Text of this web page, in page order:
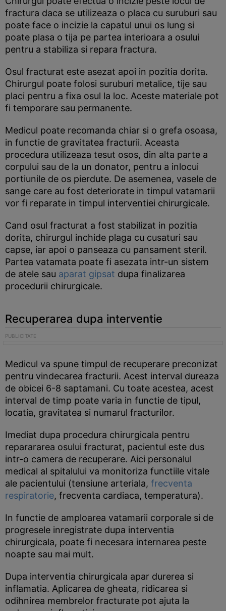
fractura daca se utilizeaza o placa cu suruburi sau
poate face o incizie la capatul unui os lung si
poate plasa o tija pe partea interioara a osului
pentru a stabiliza si repara fractura.
Osul fracturat este asezat apoi in pozitia dorita.
Chirurgul poate folosi suruburi metalice, tije sau
placi pentru a fixa osul la loc. Aceste materiale pot
fi temporare sau permanente.
Medicul poate recomanda chiar si o grefa osoasa,
in functie de gravitatea fracturii. Aceasta
procedura utilizeaza tesut osos, din alta parte a
corpului sau de la un donator, pentru a inlocui
portiunile de os pierdute. De asemenea, vasele de
sange care au fost deteriorate in timpul vatamarii
vor fi reparate in timpul interventiei chirurgicale.
Cand osul fracturat a fost stabilizat in pozitia
dorita, chirurgul inchide plaga cu cusaturi sau
capse, iar apoi o panseaza cu pansament steril.
Partea vatamata poate fi asezata intr-un sistem
de atele sau aparat gipsat dupa finalizarea
procedurii chirurgicale.
Recuperarea dupa interventie
Medicul va spune timpul de recuperare preconizat
pentru vindecarea fracturii. Acest interval dureaza
de obicei 6-8 saptamani. Cu toate acestea, acest
interval de timp poate varia in functie de tipul,
locatia, gravitatea si numarul fracturilor.
Imediat dupa procedura chirurgicala pentru
reparararea osului fracturat, pacientul este dus
intr-o camera de recuperare. Aici personalul
medical al spitalului va monitoriza functiile vitale
ale pacientului (tensiune arteriala, frecventa
respiratorie, frecventa cardiaca, temperatura).
In functie de amploarea vatamarii corporale si de
progresele inregistrate dupa interventia
chirurgicala, poate fi necesara internarea peste
noapte sau mai mult.
Dupa interventia chirurgicala apar durerea si
inflamatia. Aplicarea de gheata, ridicarea si
odihnirea membrelor fracturate pot ajuta la